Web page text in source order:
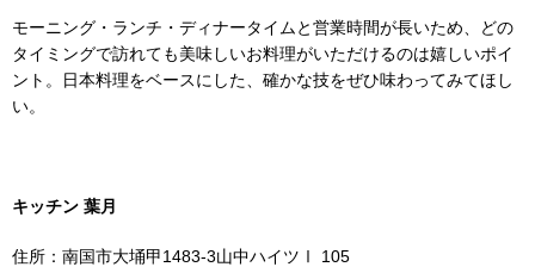
モーニング・ランチ・ディナータイムと営業時間が長いため、どの
タイミングで訪れても美味しいお料理がいただけるのは嬉しいポイ
ント。日本料理をベースにした、確かな技をぜひ味わってみてほし
い。
キッチン 葉月
住所：南国市大埇甲1483-3山中ハイツⅠ 105